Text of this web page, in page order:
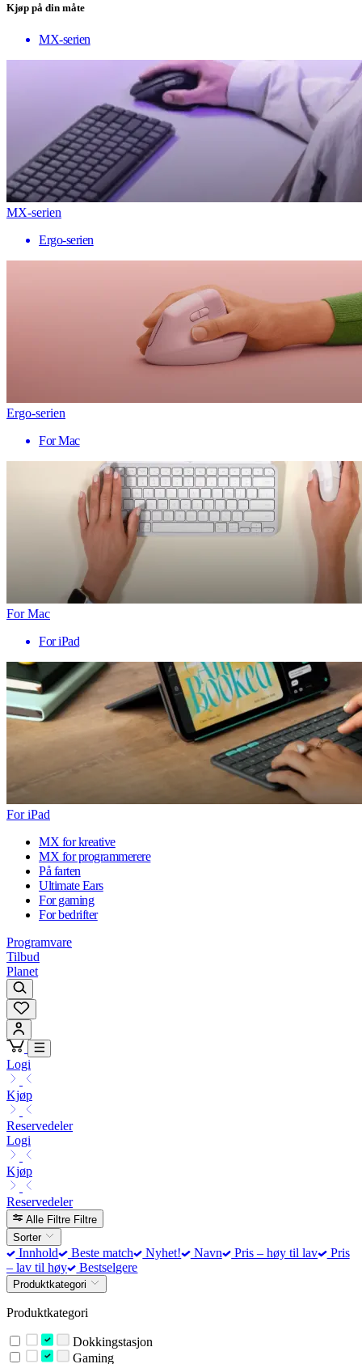
Kjøp på din måte
MX-serien
MX-serien
Ergo-serien
Ergo-serien
For Mac
For Mac
For iPad
For iPad
MX for kreative
MX for programmerere
På farten
Ultimate Ears
For gaming
For bedrifter
Programvare
Tilbud
Planet
Logi
Kjøp
Reservedeler
Logi
Kjøp
Reservedeler
Alle Filtre Filtre
Sorter
Innhold Beste match Nyhet! Navn Pris – høy til lav
Pris
– lav til høy
Bestselgere
Produktkategori
Produktkategori
Dokkingstasjon
Gaming